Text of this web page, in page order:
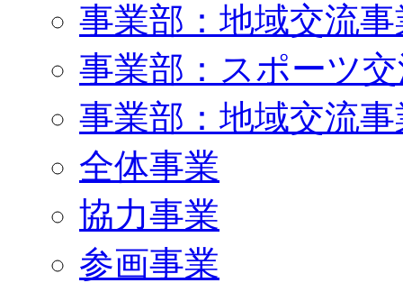
事業部：地域交流
事業部：スポーツ
事業部：地域交流
全体事業
協力事業
参画事業